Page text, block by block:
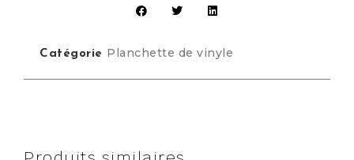
Catégorie Planchette de vinyle